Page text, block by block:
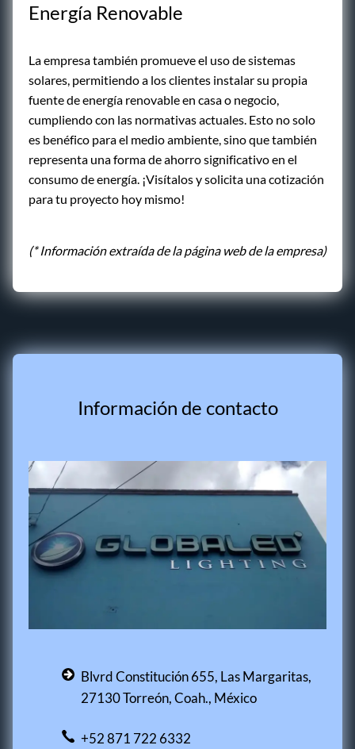
Energía Renovable
La empresa también promueve el uso de sistemas
solares, permitiendo a los clientes instalar su propia
fuente de energía renovable en casa o negocio,
cumpliendo con las normativas actuales. Esto no solo
es benéfico para el medio ambiente, sino que también
representa una forma de ahorro significativo en el
consumo de energía. ¡Visítalos y solicita una cotización
para tu proyecto hoy mismo!
(* Información extraída de la página web de la empresa)
Información de contacto
Blvrd Constitución 655, Las Margaritas,
27130 Torreón, Coah., México
+52 871 722 6332